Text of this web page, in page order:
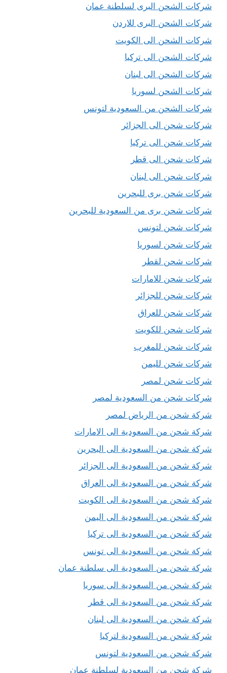
شركات الشحن البرى لسلطنة عمان
شركات الشحن البرى للاردن
شركات الشحن الى الكويت
شركات الشحن الى تركيا
شركات الشحن الى لبنان
شركات الشحن لسوريا
شركات الشحن من السعودية لتونس
شركات شحن الى الجزائر
شركات شحن الى تركيا
شركات شحن الى قطر
شركات شحن الى لبنان
شركات شحن برى للبحرين
شركات شحن برى من السعودية للبحرين
شركات شحن لتونس
شركات شحن لسوريا
شركات شحن لقطر
شركات شحن للامارات
شركات شحن للجزائر
شركات شحن للعراق
شركات شحن للكويت
شركات شحن للمغرب
شركات شحن لليمن
شركات شحن لمصر
شركات شحن من السعودية لمصر
شركة شحن من الرياض لمصر
شركة شحن من السعودية الى الامارات
شركة شحن من السعودية الى البحرين
شركة شحن من السعودية الى الجزائر
شركة شحن من السعودية الى العراق
شركة شحن من السعودية الى الكويت
شركة شحن من السعودية الى اليمن
شركة شحن من السعودية الى تركيا
شركة شحن من السعودية الى تونس
شركة شحن من السعودية الى سلطنة عمان
شركة شحن من السعودية الى سوريا
شركة شحن من السعودية الى قطر
شركة شحن من السعودية الى لبنان
شركة شحن من السعودية لتركيا
شركة شحن من السعودية لتونس
شركة شحن من السعودية لسلطنة عمان